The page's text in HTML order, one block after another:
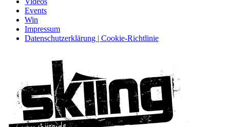
Events
Win
Impressum
Datenschutzerklärung | Cookie-Richtlinie